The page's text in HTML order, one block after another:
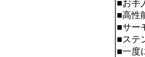
■お手
■高性
■サー
■ステ
■一度